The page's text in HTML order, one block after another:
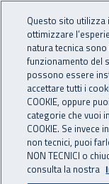
INAIL -
Pagina
Il contenuto non
navigazione è
Questo sito utilizza
ottimizzare
natura tecnica
funzionamento del
possono essere
accettare tutti i
COOKIE, oppure
categorie che vuoi
COOKIE. Se invece
non tecnici, puoi
NON TECNICI o
consulta la nostra